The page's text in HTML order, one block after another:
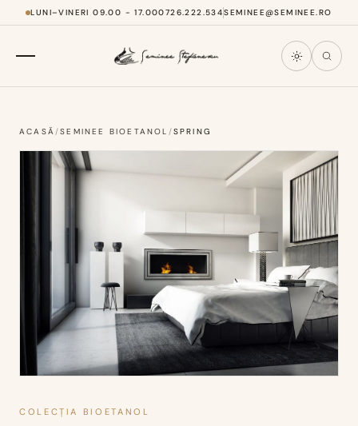
LUNI–VINERI 09.00 - 17.000726.222.534SEMINEE@SEMINEE.RO
ACASĂ/SEMINEE BIOETANOL /SPRING
COLECȚIA BIOETANOL